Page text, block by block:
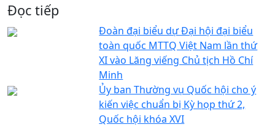
Đọc tiếp
Đoàn đại biểu dự Đại hội đại biểu
toàn quốc MTTQ Việt Nam lần thứ
XI vào Lăng viếng Chủ tịch Hồ Chí
Minh
Ủy ban Thường vụ Quốc hội cho ý
kiến việc chuẩn bị Kỳ họp thứ 2,
Quốc hội khóa XVI